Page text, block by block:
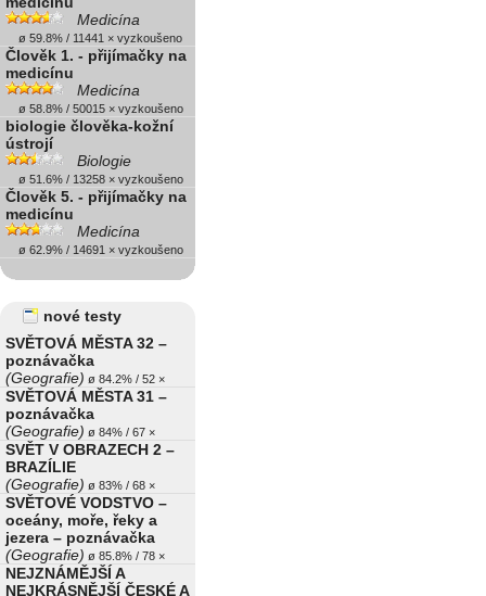
Medicína
ø 59.8% / 11441 × vyzkoušeno
Člověk 1. - přijímačky na
medicínu
Medicína
ø 58.8% / 50015 × vyzkoušeno
biologie člověka-kožní
ústrojí
Biologie
ø 51.6% / 13258 × vyzkoušeno
Člověk 5. - přijímačky na
medicínu
Medicína
ø 62.9% / 14691 × vyzkoušeno
nové testy
SVĚTOVÁ MĚSTA 32 –
poznávačka
(Geografie) ø 84.2% / 52 ×
SVĚTOVÁ MĚSTA 31 –
poznávačka
(Geografie) ø 84% / 67 ×
SVĚT V OBRAZECH 2 –
BRAZÍLIE
(Geografie) ø 83% / 68 ×
SVĚTOVÉ VODSTVO –
oceány, moře, řeky a
jezera – poznávačka
(Geografie) ø 85.8% / 78 ×
NEJZNÁMĚJŠÍ A
NEJKRÁSNĚJŠÍ ČESKÉ A